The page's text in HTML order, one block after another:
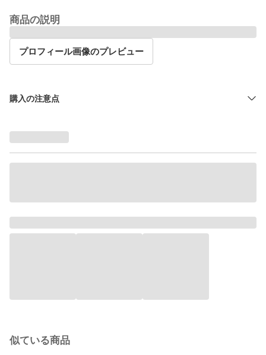
商品の説明
プロフィール画像のプレビュー
購入の注意点
似ている商品